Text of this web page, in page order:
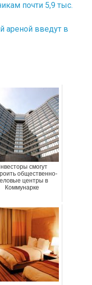
почти 5,9 тыс.
ареной введут в
смогут
общественно-
центры в
Коммунарке